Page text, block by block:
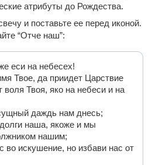
атрибуты до Рождества.
и поставьте ее перед иконой.
“Отче наш”:
еси на небесех!
Твое, да приидет Царствие
воля Твоя, яко на небеси и на
даждь нам днесь;
наша, якоже и мы
нашим;
во искушение, но избави нас от